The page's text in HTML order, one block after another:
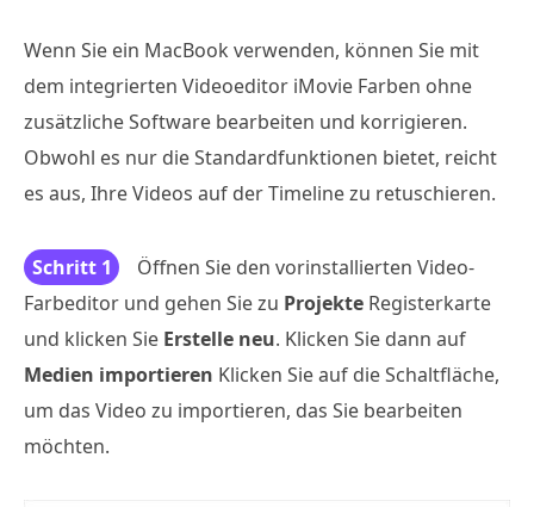
Wenn Sie ein MacBook verwenden, können Sie mit
dem integrierten Videoeditor iMovie Farben ohne
zusätzliche Software bearbeiten und korrigieren.
Obwohl es nur die Standardfunktionen bietet, reicht
es aus, Ihre Videos auf der Timeline zu retuschieren.
Schritt 1
Öffnen Sie den vorinstallierten Video-
Farbeditor und gehen Sie zu Projekte Registerkarte
und klicken Sie Erstelle neu. Klicken Sie dann auf
Medien importieren Klicken Sie auf die Schaltfläche,
um das Video zu importieren, das Sie bearbeiten
möchten.